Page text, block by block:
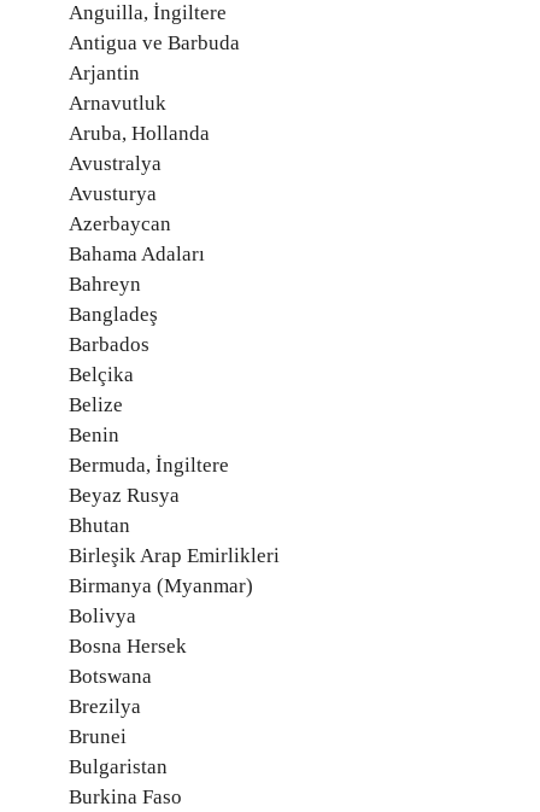
Anguilla, İngiltere
Antigua ve Barbuda
Arjantin
Arnavutluk
Aruba, Hollanda
Avustralya
Avusturya
Azerbaycan
Bahama Adaları
Bahreyn
Bangladeş
Barbados
Belçika
Belize
Benin
Bermuda, İngiltere
Beyaz Rusya
Bhutan
Birleşik Arap Emirlikleri
Birmanya (Myanmar)
Bolivya
Bosna Hersek
Botswana
Brezilya
Brunei
Bulgaristan
Burkina Faso